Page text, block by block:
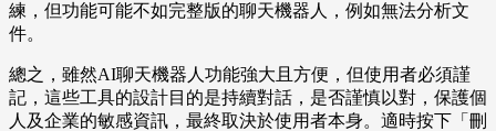
練，但功能可能不如完整版的聊天機器人，例如無法分析文
件。
總之，雖然AI聊天機器人功能強大且方便，但使用者必須謹
記，這些工具的設計目的是持續對話，是否謹慎以對，保護個
人及企業的敏感資訊，最終取決於使用者本身。適時按下「刪